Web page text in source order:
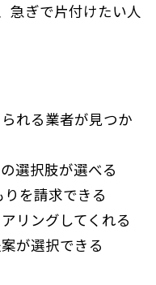
急ぎで片付けたい人
れる業者が見つか
選択肢が選べる
を請求できる
リングしてくれる
が選択できる